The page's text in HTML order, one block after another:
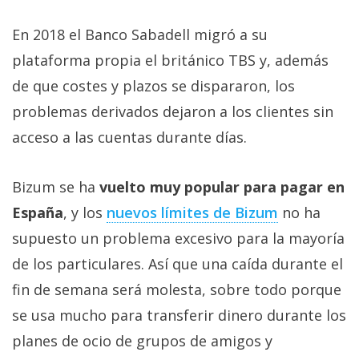
En 2018 el Banco Sabadell migró a su
plataforma propia el británico TBS y, además
de que costes y plazos se dispararon, los
problemas derivados dejaron a los clientes sin
acceso a las cuentas durante días.
Bizum se ha vuelto muy popular para pagar en
España, y los nuevos límites de Bizum no ha
supuesto un problema excesivo para la mayoría
de los particulares. Así que una caída durante el
fin de semana será molesta, sobre todo porque
se usa mucho para transferir dinero durante los
planes de ocio de grupos de amigos y